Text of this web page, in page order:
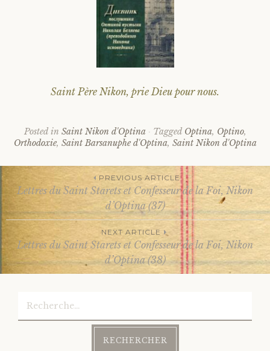
Saint Père Nikon, prie Dieu pour nous.
Posted in Saint Nikon d'Optina Tagged Optina, Optino,
Orthodoxie, Saint Barsanuphe d'Optina, Saint Nikon d'Optina
Post
navigation
PREVIOUS ARTICLE
Lettres du Saint Starets et Confesseur de la Foi, Nikon
d’Optina (37)
NEXT ARTICLE
Lettres du Saint Starets et Confesseur de la Foi, Nikon
d’Optina (38)